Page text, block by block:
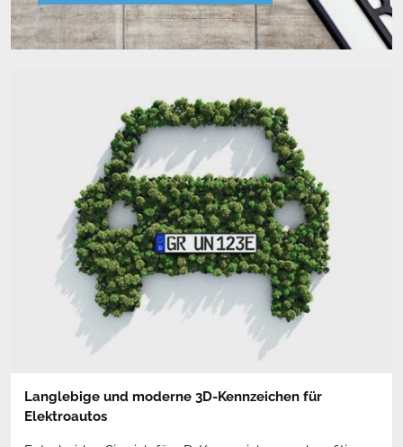
Langlebige und moderne 3D-Kennzeichen für
Elektroautos